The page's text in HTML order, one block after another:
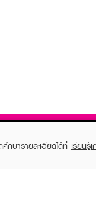
กษารายละเอียดได้ที่ เรียนรู้